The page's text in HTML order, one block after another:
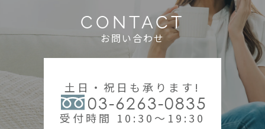
CONTACT
お問い合わせ
土日・祝日も承ります!
03-6263-0835
受付時間 10:30～19:30